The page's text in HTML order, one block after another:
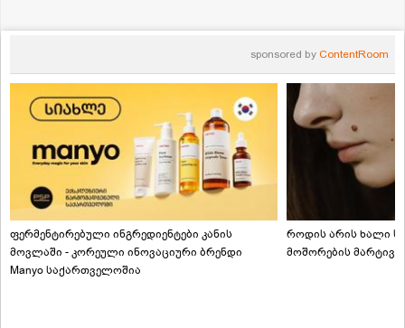
sponsored by ContentRoom
ფერმენტირებული ინგრედიენტები კანის
მოვლაში - კორეული ინოვაციური ბრენდი
Manyo საქართველოშია
როდის არის ხალი
მოშორების